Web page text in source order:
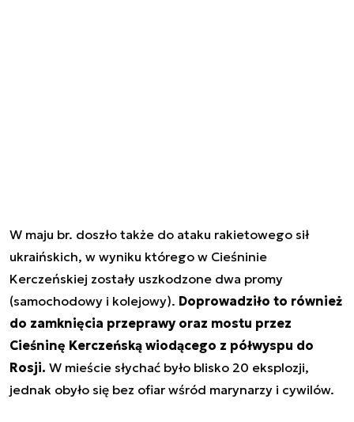
W maju br. doszło także do ataku rakietowego sił
ukraińskich, w wyniku którego w Cieśninie
Kerczeńskiej zostały uszkodzone dwa promy
(samochodowy i kolejowy). Doprowadziło to również
do zamknięcia przeprawy oraz mostu przez
Cieśninę Kerczeńską wiodącego z półwyspu do
Rosji. W mieście słychać było blisko 20 eksplozji,
jednak obyło się bez ofiar wśród marynarzy i cywilów.